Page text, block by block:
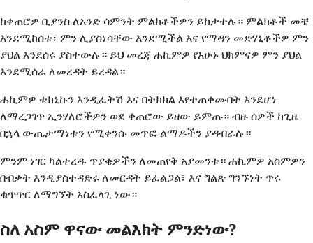
ከቀጠሮዎ ቢያንስ ለአንድ ሳምንት ምልክቶችዎን ይከታተሉ። ምልክቶች መቼ
እንደሚከሰቱ፣ ምን ሊያስነሳቸው እንደሚችል እና የማዳን መድሃኒቶችዎ ምን
ያህል እንደሰሩ ያስተውሉ። ይህ መረጃ ሐኪምዎ የአሁኑ ህክምናዎ ምን ያህል
እንደሚሰራ ለመረዳት ይረዳል።
ሐኪምዎ ቴክኒኩን እንዲፈትሽ እና በትክክል እየተጠቀሙበት እንደሆነ
ለማረጋገጥ ኢንሃለሮችዎን ወደ ቀጠሮው ይዘው ይምጡ። ብዙ ሰዎች ከጊዜ
በኋላ ውጤታማነቱን የሚቀንሱ መጥፎ ልማዶችን ያዳብራሉ።
ምንም ነገር ካልተረዱ ጥያቄዎችን ለመጠየቅ አያመንቱ። ሐኪምዎ አስምዎን
በብቃት እንዲያስተዳድሩ ለመርዳት ይፈልጋል፣ እና ግልጽ ግንኙነት ጥሩ
ቁጥጥር ለማግኘት አስፈላጊ ነው።
ስለ አስም ዋናው መልእክት ምንድነው?